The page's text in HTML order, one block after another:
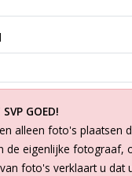
SVP GOED!
alleen foto's plaatsen
de eigenlijke fotograaf,
foto's verklaart u dat